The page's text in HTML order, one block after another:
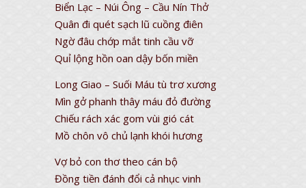
Biển Lạc – Núi Ông – Cầu Nín Thở
Quân đi quét sạch lũ cuồng điên
Ngờ đâu chớp mắt tinh cầu vỡ
Quỉ lộng hồn oan dậy bốn miền
Long Giao – Suối Máu tù trơ xương
Mìn gở phanh thây máu đỏ đường
Chiếu rách xác gom vùi gió cát
Mồ chôn vô chủ lạnh khói hương
Vợ bỏ con thơ theo cán bộ
Đồng tiền đánh đổi cả nhục vinh